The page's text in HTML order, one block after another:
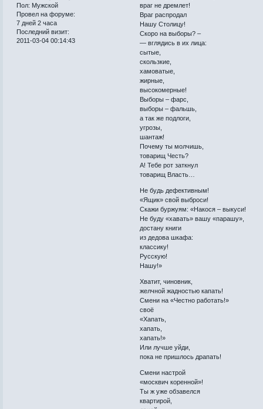
Пол: Мужской
Провел на форуме:
7 дней 2 часа
Последний визит:
2011-03-04 00:14:43
враг не дремлет!
Враг распродал
Нашу Столицу!
Скоро на выборы? –
— вглядись в их лица:
сытые,
скользкие,
хамоватые,
жирные,
высокомерные!
Выборы – фарс,
выборы – фальшь,
а так же подлоги,
угрозы,
шантаж!
Почему ты молчишь,
товарищ Честь?
А! Тебе рот заткнул
товарищ Власть…
Не будь дефективным!
«Ящик» свой выброси!
Скажи буржуям: «Накося – выкуси!
Не буду «хавать» вашу «парашу»,
достану книги
из дедова шкафа:
классику!
Русскую!
Нашу!»
Хватит, чиновник,
желчной жадностью капать!
Смени на «Честно работать!»
своё
«Хапать,
хапать,
хапать!»
Или лучше уйди,
пока не пришлось драпать!
Смени настрой
«москвич коренной»!
Ты ж уже обзавелся
квартирой,